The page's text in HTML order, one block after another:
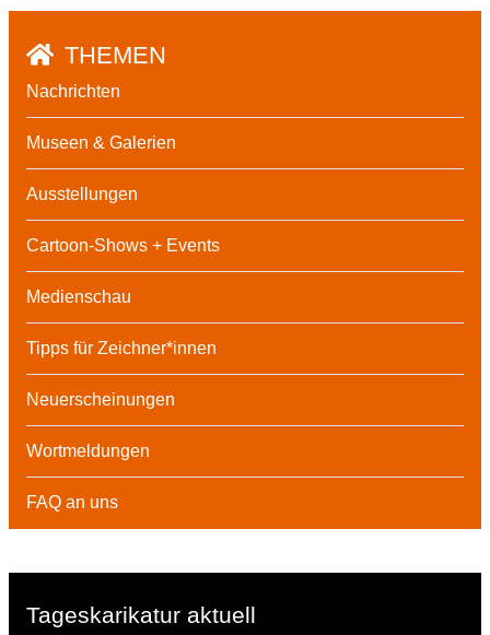
THEMEN
Nachrichten
Museen & Galerien
Ausstellungen
Cartoon-Shows + Events
Medienschau
Tipps für Zeichner*innen
Neuerscheinungen
Wortmeldungen
FAQ an uns
Tageskarikatur aktuell